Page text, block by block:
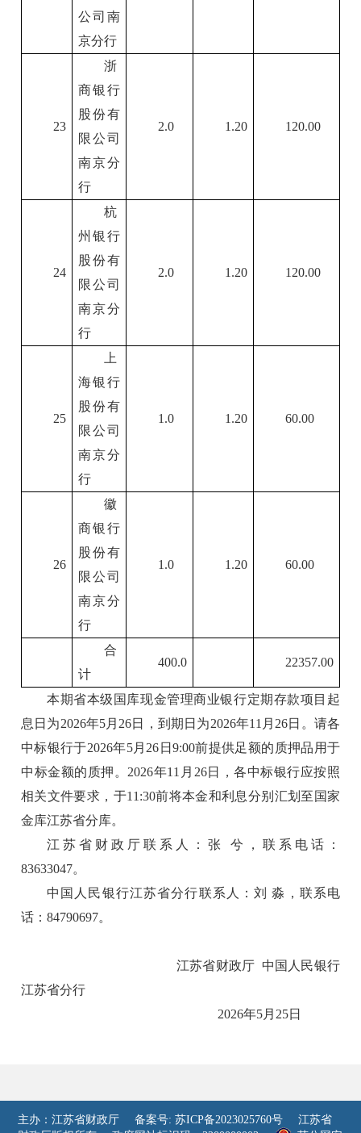
公司南
京分行
23
浙
商银行
股份有
限公司
南京分
行
2.0 1.20 120.00
24
杭
州银行
股份有
限公司
南京分
行
2.0 1.20 120.00
25
上
海银行
股份有
限公司
南京分
行
1.0 1.20 60.00
26
徽
商银行
股份有
限公司
南京分
行
1.0 1.20 60.00
合
计
400.0 22357.00
本期省本级国库现金管理商业银行定期存款项目起
息日为2026年5月26日，到期日为2026年11月26日。请各
中标银行于2026年5月26日9:00前提供足额的质押品用于
中标金额的质押。2026年11月26日，各中标银行应按照
相关文件要求，于11:30前将本金和利息分别汇划至国家
金库江苏省分库。
江苏省财政厅联系人：张 兮，联系电话：
83633047。
中国人民银行江苏省分行联系人：刘 淼，联系电
话：84790697。
江苏省财政厅 中国人民银行
江苏省分行
2026年5月25日
主办：江苏省财政厅 备案号: 苏ICP备2023025760号
江苏省